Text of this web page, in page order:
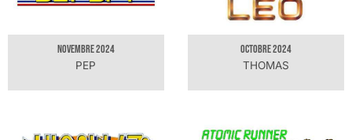
NOVEMBRE 2024
PEP
OCTOBRE 2024
THOMAS